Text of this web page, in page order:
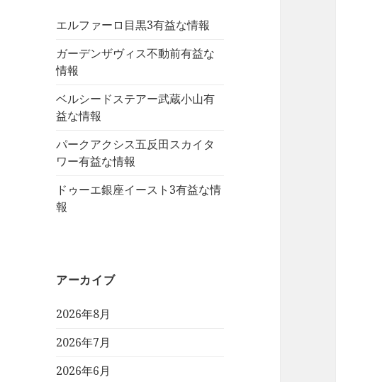
エルファーロ目黒3有益な情報
ガーデンザヴィス不動前有益な
情報
ベルシードステアー武蔵小山有
益な情報
パークアクシス五反田スカイタ
ワー有益な情報
ドゥーエ銀座イースト3有益な情
報
アーカイブ
2026年8月
2026年7月
2026年6月